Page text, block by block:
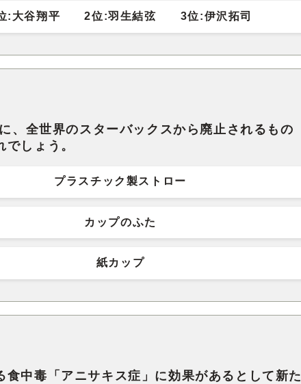
:大谷翔平 2位:羽生結弦 3位:伊沢拓司
、全世界のスターバックスから廃止されるもの
でしょう。
プラスチック製ストロー
カップのふた
紙カップ
食中毒「アニサキス症」に効果があるとして新た